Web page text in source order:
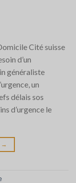
Cité suisse
d’un
généraliste
un
délais sos
d’urgence le
→